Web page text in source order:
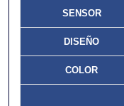
SENSOR
DISEÑO
COLOR